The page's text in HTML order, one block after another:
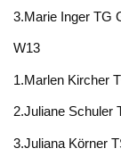
3.Marie
W13
1.Marlen
2.Juliane
3.Juliana